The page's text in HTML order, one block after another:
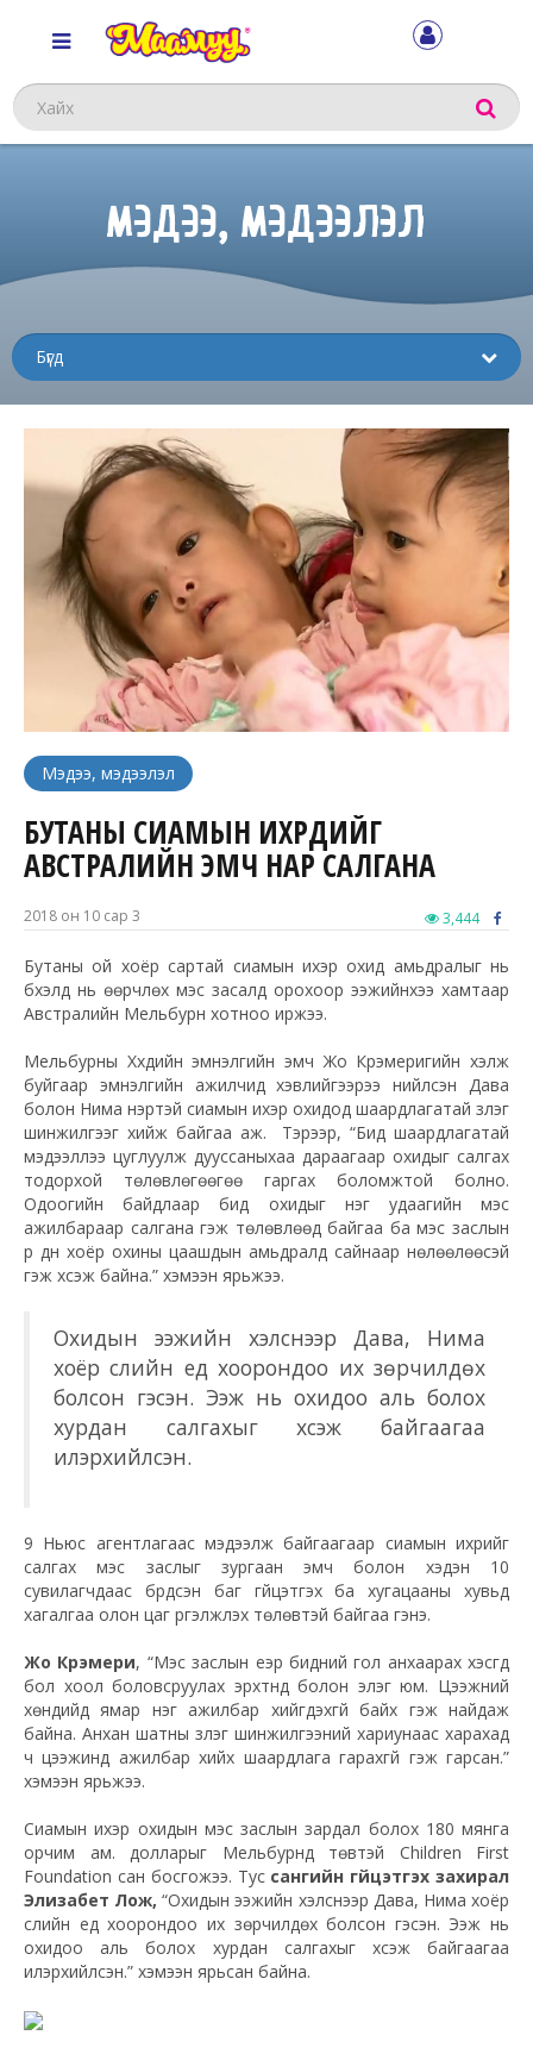
Хайх
МЭДЭЭ, МЭДЭЭЛЭЛ
Мэдээ, мэдээлэл
БУТАНЫ СИАМЫН ИХРҮҮДИЙГ
АВСТРАЛИЙН ЭМЧ НАР САЛГАНА
2018 он 10 сар 3 3,444
Бутаны ой хоёр сартай сиамын ихэр охид амьдралыг нь
бүхэлд нь өөрчлөх мэс засалд орохоор ээжийнхээ хамтаар
Австралийн Мельбурн хотноо иржээ.
Мельбурны Хүүхдийн эмнэлгийн эмч Жо Крэмеригийн хэлж
буйгаар эмнэлгийн ажилчид хэвлийгээрээ нийлсэн Дава
болон Нима нэртэй сиамын ихэр охидод шаардлагатай үзлэг
шинжилгээг хийж байгаа аж. Тэрээр, “Бид шаардлагатай
мэдээллээ цуглуулж дууссаныхаа дараагаар охидыг салгах
тодорхой төлөвлөгөөгөө гаргах боломжтой болно.
Одоогийн байдлаар бид охидыг нэг удаагийн мэс
ажилбараар салгана гэж төлөвлөөд байгаа ба мэс заслын
үр дүн хоёр охины цаашдын амьдралд сайнаар нөлөөлөөсэй
гэж хүсэж байна.” хэмээн ярьжээ.
Охидын ээжийн хэлснээр Дава, Нима
хоёр сүүлийн үед хоорондоо их зөрчилдөх
болсон гэсэн. Ээж нь охидоо аль болох
хурдан салгахыг хүсэж байгаагаа
илэрхийлсэн.
9 Ньюс агентлагаас мэдээлж байгаагаар сиамын ихрийг
салгах мэс заслыг зургаан эмч болон хэдэн 10
сувилагчдаас бүрдсэн баг гүйцэтгэх ба хугацааны хувьд
хагалгаа олон цаг үргэлжлэх төлөвтэй байгаа гэнэ.
Жо Крэмери, “Мэс заслын үеэр бидний гол анхаарах хэсгүүд
бол хоол боловсруулах эрхтнүүд болон элэг юм. Цээжний
хөндийд ямар нэг ажилбар хийгдэхгүй байх гэж найдаж
байна. Анхан шатны үзлэг шинжилгээний хариунаас харахад
ч цээжинд ажилбар хийх шаардлага гарахгүй гэж гарсан.”
хэмээн ярьжээ.
Сиамын ихэр охидын мэс заслын зардал болох 180 мянга
орчим ам. долларыг Мельбурнд төвтэй Children First
Foundation сан босгожээ. Тус сангийн гүйцэтгэх захирал
Элизабет Лож,“Охидын ээжийн хэлснээр Дава, Нима хоёр
сүүлийн үед хоорондоо их зөрчилдөх болсон гэсэн. Ээж нь
охидоо аль болох хурдан салгахыг хүсэж байгаагаа
илэрхийлсэн.” хэмээн ярьсан байна.